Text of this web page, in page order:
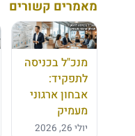
מאמרים קשורים
מנכ"ל בכניסה
לתפקיד:
אבחון ארגוני
מעמיק
יולי 26, 2026